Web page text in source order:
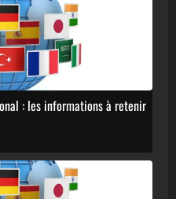
: les informations à retenir